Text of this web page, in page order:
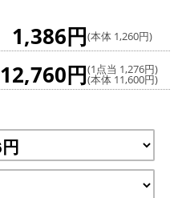
1,386円(本体 1,260円)
12,760円(1点当 1,276円)
(本体 11,600円)